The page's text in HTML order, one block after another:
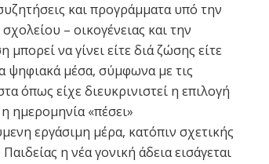
και προγράμματα υπό την
– οικογένειας και την
να γίνει είτε διά ζώσης είτε
ψηφιακά μέσα, σύμφωνα με τις
όπως είχε διευκρινιστεί η επιλογή
ημερομηνία «πέσει»
εργάσιμη μέρα, κατόπιν σχετικής
η νέα γονική άδεια εισάγεται